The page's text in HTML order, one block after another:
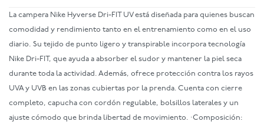
La campera Nike Hyverse Dri-FIT UV está diseñada para quienes buscan
comodidad y rendimiento tanto en el entrenamiento como en el uso
diario. Su tejido de punto ligero y transpirable incorpora tecnología
Nike Dri-FIT, que ayuda a absorber el sudor y mantener la piel seca
durante toda la actividad. Además, ofrece protección contra los rayos
UVA y UVB en las zonas cubiertas por la prenda. Cuenta con cierre
completo, capucha con cordón regulable, bolsillos laterales y un
ajuste cómodo que brinda libertad de movimiento. ·Composición: